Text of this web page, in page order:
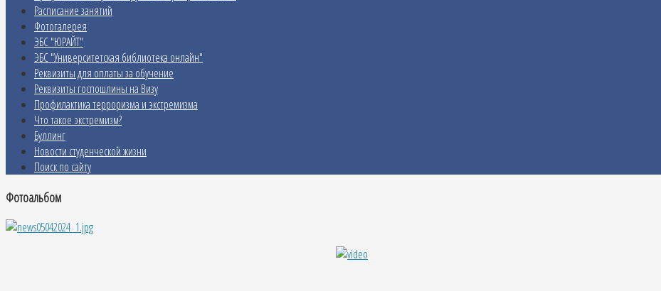
Расписание занятий
Фотогалерея
ЭБС "ЮРАЙТ"
ЭБС "Университетская библиотека онлайн"
Реквизиты для оплаты за обучение
Реквизиты госпошлины на Визу
Профилактика терроризма и экстремизма
Что такое экстремизм?
Буллинг
Новости студенческой жизни
Поиск по сайту
Фотоальбом